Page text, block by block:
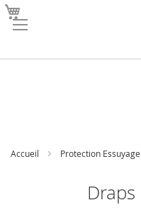
Accueil Protection Essuyage